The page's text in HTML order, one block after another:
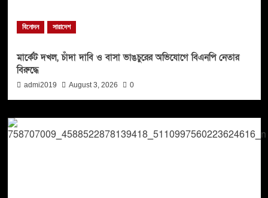
বিনোদন সারাদেশ
মার্কেট দখল, চাঁদা দাবি ও বাসা ভাঙচুরের অভিযোগে বিএনপি নেতার
বিরুদ্ধে
admi2019 August 3, 2026 0